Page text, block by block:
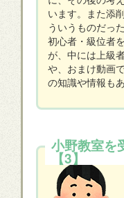
います。また添
ういうものだっ
初心者・級位者
が、中には上級
や、おまけ動画
の知識や情報も
小野教室を
【3】